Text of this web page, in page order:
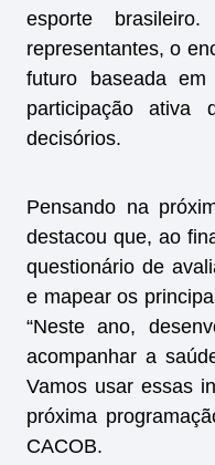
esporte
representantes, o
futuro baseada em
participação ativa
decisórios.
Pensando na
destacou que, ao
questionário de
e mapear os
“Neste ano,
acompanhar a
Vamos usar essas
próxima
CACOB.